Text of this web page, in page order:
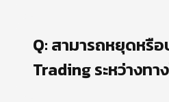
Q: สามารถหยุดหรื
Trading ระหว่างทา